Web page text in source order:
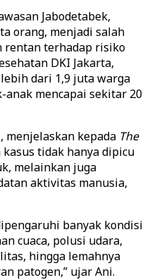
Jabodetabek,
orang, menjadi salah
rentan terhadap risiko
DKI Jakarta,
dari 1,9 juta warga
anak mencapai sekitar 20
menjelaskan kepada The
tidak hanya dipicu
melainkan juga
aktivitas manusia,
banyak kondisi
cuaca, polusi udara,
hingga lemahnya
patogen,” ujar Ani.